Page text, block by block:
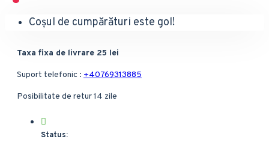
Coșul de cumpărături este gol!
Taxa fixa de livrare 25 lei
Suport telefonic : +40769313885
Posibilitate de retur 14 zile
Status: